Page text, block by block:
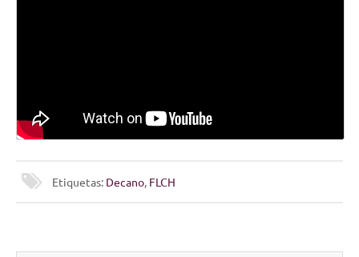
Etiquetas: Decano, FLCH